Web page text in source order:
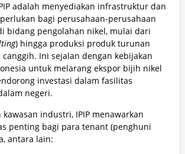
adalah menyediakan infrastruktur dan
bagi perusahaan-perusahaan
bidang pengolahan nikel, mulai dari
) hingga produksi produk turunan
Ini sejalan dengan kebijakan
untuk melarang ekspor bijih nikel
investasi dalam fasilitas
negeri.
kawasan industri, IPIP menawarkan
penting bagi para tenant (penghuni
antara lain: